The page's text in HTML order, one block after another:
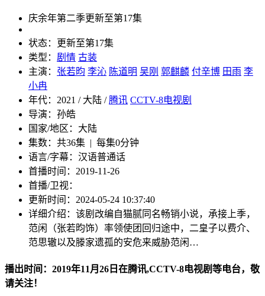
庆余年第二季更新至第17集
状态：
更新至第17集
类型： 剧情 古装
主演： 张若昀 李沁 陈道明 吴刚 郭麒麟 付辛博 田雨 李
小冉
年代： 2021 / 大陆 / 腾讯 CCTV-8电视剧
导演： 孙皓
国家/地区： 大陆
集数： 共36集 | 每集0分钟
语言/字幕： 汉语普通话
首播时间： 2019-11-26
首播/卫视：
更新时间： 2024-05-24 10:37:40
详细介绍： 该剧改编自猫腻同名畅销小说，承接上季，
范闲（张若昀饰）率领使团回归途中，二皇子以费介、
范思辙以及滕家遗孤的安危来威胁范闲…
播出时间：2019年11月26日在腾讯,CCTV-8电视剧等电台，敬
请关注！